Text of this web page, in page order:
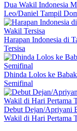
Dua Wakil Indonesia
Leo/Daniel Tampil
Harapan Indonesia di
Tersisa
Dhinda Lolos ke
Semifinal
Debut Dejan/Apriyani
Wakil di Hari Pertama